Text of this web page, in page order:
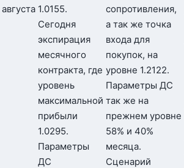
августа 1.0155.
Сегодня
экспирация
месячного
контракта, где
уровень
максимальной
прибыли
1.0295.
Параметры
ДС
сопротивления,
а так же точка
входа для
покупок, на
уровне 1.2122.
Параметры ДС
так же на
прежнем уровне
58% и 40%
месяца.
Сценарий